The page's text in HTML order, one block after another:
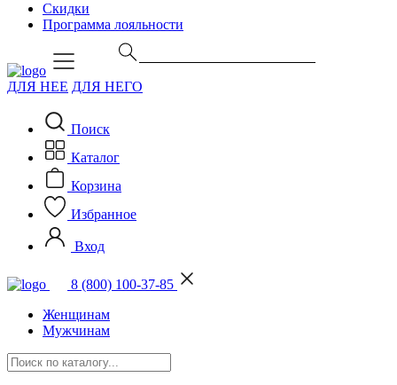
Скидки
Программа лояльности
ДЛЯ НЕЕ ДЛЯ НЕГО
Поиск
Каталог
Корзина
Избранное
Вход
8 (800) 100-37-85
Женщинам
Мужчинам